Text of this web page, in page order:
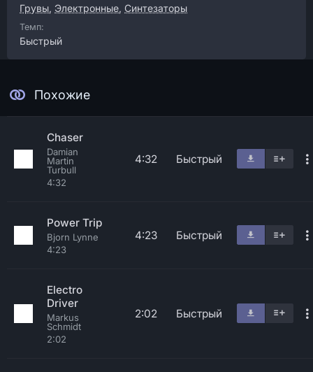
Грувы, Электронные, Синтезаторы
Темп:
Быстрый
Похожие
Chaser
Damian
Martin
Turbull
4:32
4:32 Быстрый
Power Trip
Bjorn Lynne
4:23
4:23 Быстрый
Electro
Driver
Markus
Schmidt
2:02
2:02 Быстрый